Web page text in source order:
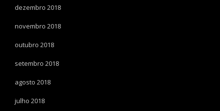
dezembro 2018
novembro 2018
outubro 2018
setembro 2018
agosto 2018
julho 2018